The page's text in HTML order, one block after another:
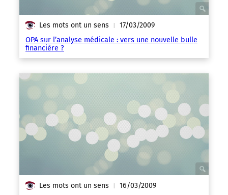
Les mots ont un sens | 17/03/2009
OPA sur l’analyse médicale : vers une nouvelle bulle
financière ?
Les mots ont un sens | 16/03/2009